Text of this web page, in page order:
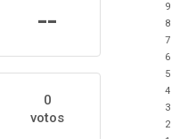
--
0
votos
9
8
7
6
5
4
3
2